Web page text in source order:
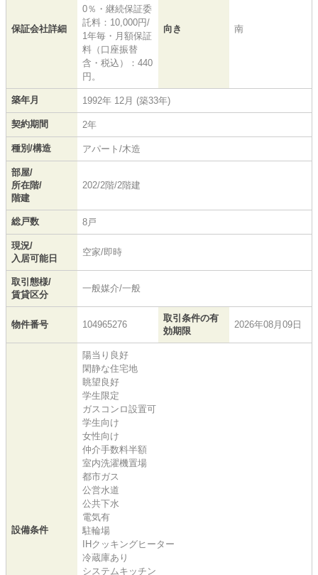
保証会社詳細
0％・継続保証委
託料：10,000円/
1年毎・月額保証
料（口座振替
含・税込）：440
円。
向き 南
築年月 1992年 12月 (築33年)
契約期間 2年
種別/構造 アパート/木造
部屋/
所在階/
階建
202/2階/2階建
総戸数 8戸
現況/
入居可能日
空家/即時
取引態様/
賃貸区分
一般媒介/一般
物件番号 104965276
取引条件の有
効期限
2026年08月09日
設備条件
陽当り良好
閑静な住宅地
眺望良好
学生限定
ガスコンロ設置可
学生向け
女性向け
仲介手数料半額
室内洗濯機置場
都市ガス
公営水道
公共下水
電気有
駐輪場
IHクッキングヒーター
冷蔵庫あり
システムキッチン